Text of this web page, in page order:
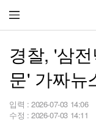
경찰, '삼
문' 가짜뉴
입력 : 2026-07-03 14:06
수정 : 2026-07-03 14:11